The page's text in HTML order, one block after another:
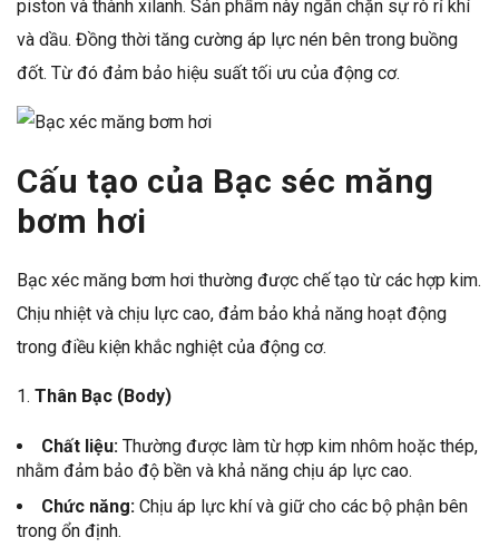
piston và thành xilanh. Sản phẩm này ngăn chặn sự rò rỉ khí
và dầu. Đồng thời tăng cường áp lực nén bên trong buồng
đốt. Từ đó đảm bảo hiệu suất tối ưu của động cơ.
Cấu tạo của Bạc séc măng
bơm hơi
Bạc xéc măng bơm hơi thường được chế tạo từ các hợp kim.
Chịu nhiệt và chịu lực cao, đảm bảo khả năng hoạt động
trong điều kiện khắc nghiệt của động cơ.
1. Thân Bạc (Body)
Chất liệu: Thường được làm từ hợp kim nhôm hoặc thép,
nhằm đảm bảo độ bền và khả năng chịu áp lực cao.
Chức năng: Chịu áp lực khí và giữ cho các bộ phận bên
trong ổn định.